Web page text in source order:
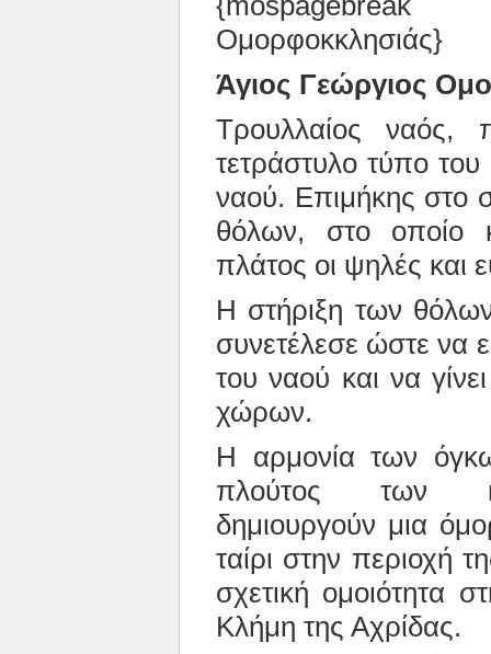
Ομορφοκκλησιάς}
Άγιος Γεώργιος
Τρουλλαίος ναός,
τετράστυλο τύπο
ναού. Επιμήκης στο
θόλων, στο οποίο
πλάτος οι ψηλές και
Η στήριξη των
συνετέλεσε ώστε να
του ναού και να
χώρων.
Η αρμονία των
πλούτος των
δημιουργούν μια
ταίρι στην περιοχή
σχετική ομοιότητα
Κλήμη της Αχρίδας.